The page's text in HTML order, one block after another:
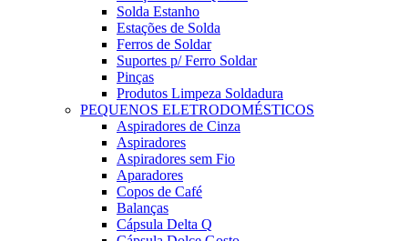
Solda Estanho
Estações de Solda
Ferros de Soldar
Suportes p/ Ferro Soldar
Pinças
Produtos Limpeza Soldadura
PEQUENOS ELETRODOMÉSTICOS
Aspiradores de Cinza
Aspiradores
Aspiradores sem Fio
Aparadores
Copos de Café
Balanças
Cápsula Delta Q